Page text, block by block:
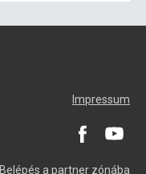
Impressum
Belépés a partner zónába